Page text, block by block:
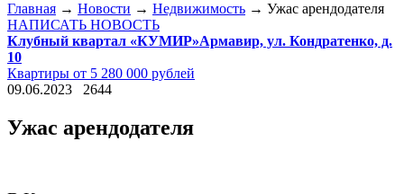
Главная → Новости → Недвижимость → Ужас арендодателя
НАПИСАТЬ НОВОСТЬ
Клубный квартал «КУМИР»Армавир, ул. Кондратенко, д.
10
Квартиры от 5 280 000 рублей
09.06.2023
2644
Ужас арендодателя